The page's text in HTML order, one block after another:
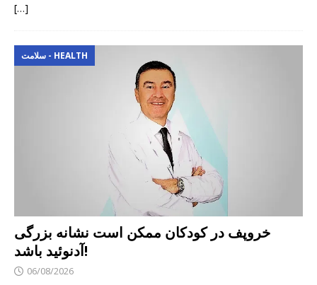
[…]
سلامت - HEALTH
خروپف در کودکان ممکن است نشانه بزرگی
آدنوئید باشد!
06/08/2026